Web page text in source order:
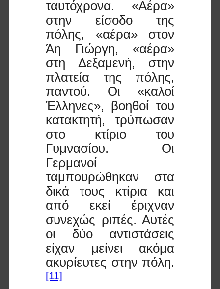
ταυτόχρονα. «Αέρα»
στην είσοδο της
πόλης, «αέρα» στον
Άη Γιώργη, «αέρα»
στη Δεξαμενή, στην
πλατεία της πόλης,
παντού. Οι «καλοί
Έλληνες», βοηθοί του
κατακτητή, τρύπωσαν
στο κτίριο του
Γυμνασίου. Οι
Γερμανοί
ταμπουρώθηκαν στα
δικά τους κτίρια και
από εκεί έριχναν
συνεχώς ριπές. Αυτές
οι δύο αντιστάσεις
είχαν μείνει ακόμα
ακυρίευτες στην πόλη.
[11]